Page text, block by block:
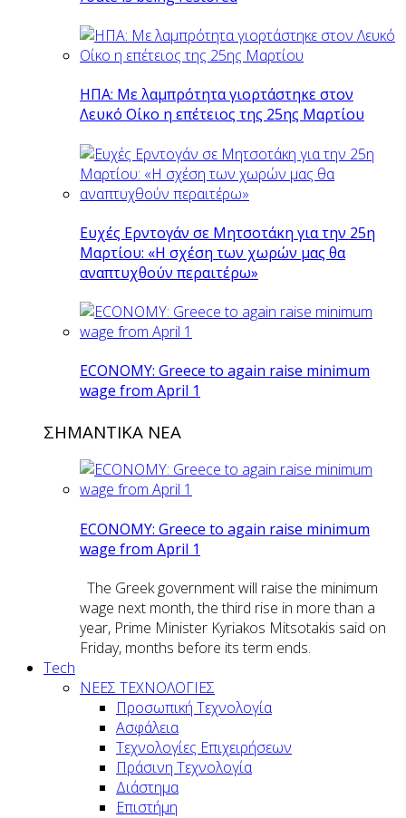
ΗΠΑ: Με λαμπρότητα γιορτάστηκε στον
Λευκό Οίκο η επέτειος της 25ης Μαρτίου
Ευχές Ερντογάν σε Μητσοτάκη για την 25η
Μαρτίου: «Η σχέση των χωρών μας θα
αναπτυχθούν περαιτέρω»
ECONOMY: Greece to again raise minimum
wage from April 1
ΣΗΜΑΝΤΙΚΑ ΝΕΑ
ECONOMY: Greece to again raise minimum
wage from April 1
The Greek government will raise the minimum
wage next month, the third rise in more than a
year, Prime Minister Kyriakos Mitsotakis said on
Friday, months before its term ends.
Tech
ΝΕΕΣ ΤΕΧΝΟΛΟΓΙΕΣ
Προσωπική Τεχνολογία
Ασφάλεια
Τεχνολογίες Επιχειρήσεων
Πράσινη Τεχνολογία
Διάστημα
Επιστήμη